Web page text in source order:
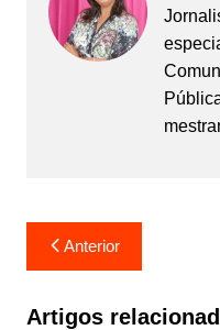
Navegação
de
Post
Anterior
Artigos